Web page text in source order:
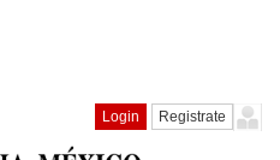
Login Registrate